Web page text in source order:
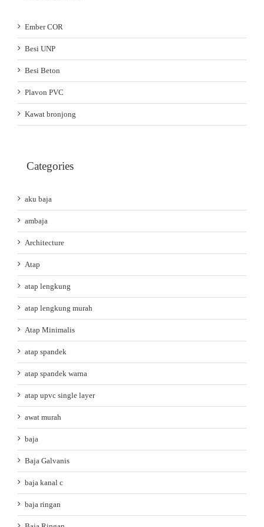
Ember COR
Besi UNP
Besi Beton
Plavon PVC
Kawat bronjong
Categories
aku baja
ambaja
Architecture
Atap
atap lengkung
atap lengkung murah
Atap Minimalis
atap spandek
atap spandek warna
atap upvc single layer
awat murah
baja
Baja Galvanis
baja kanal c
baja ringan